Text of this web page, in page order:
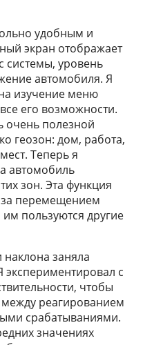
удобным и
экран отображает
системы, уровень
автомобиля. Я
изучение меню
его возможности.
очень полезной
геозон: дом, работа,
Теперь я
автомобиль
зон. Эта функция
за перемещением
пользуются другие
наклона заняла
с
чтобы
реагированием
срабатываниями.
значениях